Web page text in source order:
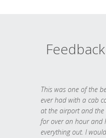
This was one of the
ever had with a cab
at the airport and the
for over an hour and
everything out. I